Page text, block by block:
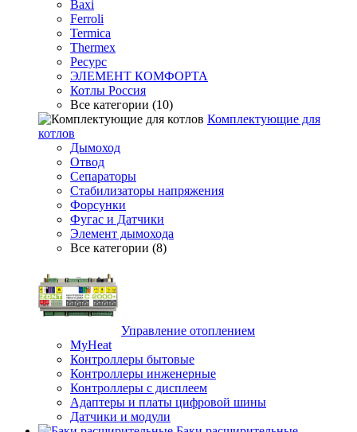
Baxi
Ferroli
Termica
Thermex
Ресурс
ЭЛЕМЕНТ КОМФОРТА
Котлы Россия
Все категории (10)
Комплектующие для
котлов
Дымоход
Отвод
Сепараторы
Стабилизаторы напряжения
Форсунки
Фугас и Датчики
Элемент дымохода
Все категории (8)
Управление отоплением
MyHeat
Контроллеры бытовые
Контроллеры инженерные
Контроллеры с дисплеем
Адаптеры и платы цифровой шины
Датчики и модули